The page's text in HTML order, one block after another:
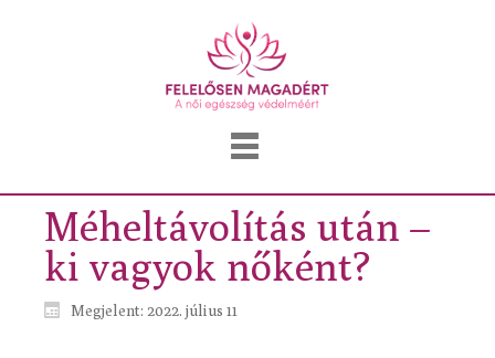
Méheltávolítás után –
ki vagyok nőként?
Megjelent: 2022. július 11